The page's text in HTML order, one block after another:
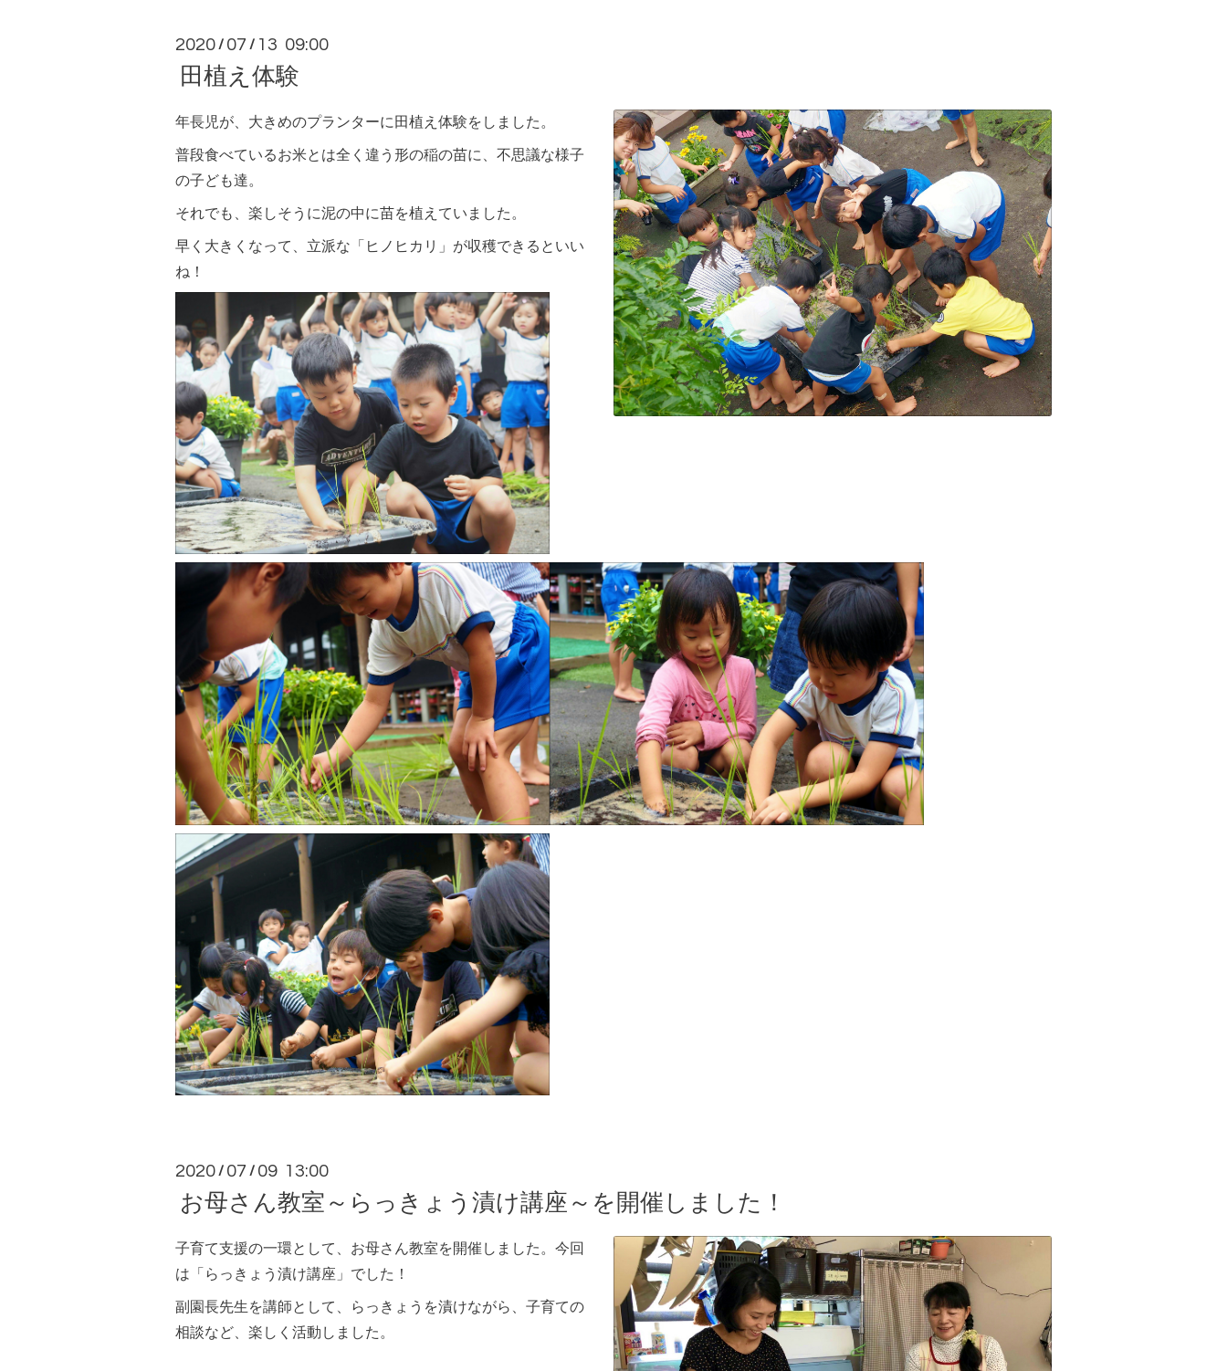
2020 / 07 / 13 09:00
田植え体験
年長児が、大きめのプランターに田植え体験をしました。
普段食べているお米とは全く違う形の稲の苗に、不思議な様子
の子ども達。
それでも、楽しそうに泥の中に苗を植えていました。
早く大きくなって、立派な「ヒノヒカリ」が収穫できるといい
ね！
2020 / 07 / 09 13:00
お母さん教室～らっきょう漬け講座～を開催しました！
子育て支援の一環として、お母さん教室を開催しました。今回
は「らっきょう漬け講座」でした！
副園長先生を講師として、らっきょうを漬けながら、子育ての
相談など、楽しく活動しました。